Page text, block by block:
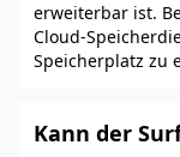
erweiterbar ist.
Cloud-
Speicherplatz zu
Kann der